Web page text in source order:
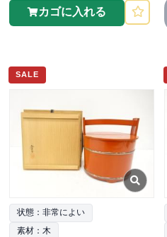
カゴに入れる
SALE
状態：非常によい
素材：木